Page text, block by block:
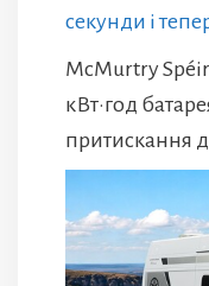
секунди і
McMurtry
кВт·год
притискання